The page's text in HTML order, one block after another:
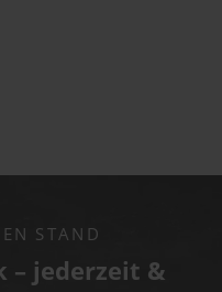
STAND
– jederzeit &